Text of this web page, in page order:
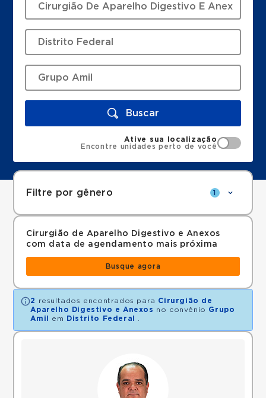
Buscar
Ative sua localização
Encontre unidades perto de você
Filtre por gênero 1
Cirurgião de Aparelho Digestivo e Anexos
com data de agendamento mais próxima
Busque agora
2 resultados encontrados para Cirurgião de
Aparelho Digestivo e Anexos no convênio Grupo
Amil
em Distrito Federal